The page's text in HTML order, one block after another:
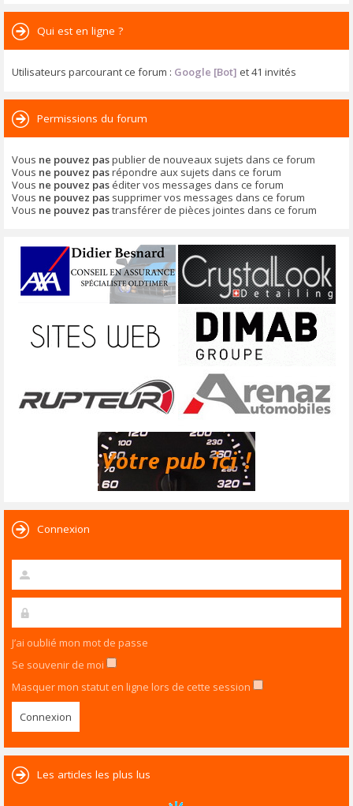
Qui est en ligne ?
Utilisateurs parcourant ce forum : Google [Bot] et 41 invités
Permissions du forum
Vous ne pouvez paspublier de nouveaux sujets dans ce forum
Vous ne pouvez pasrépondre aux sujets dans ce forum
Vous ne pouvez pas éditer vos messages dans ce forum
Vous ne pouvez pas supprimer vos messages dans ce forum
Vous ne pouvez pastransférer de pièces jointes dans ce forum
Connexion
J’ai oublié mon mot de passe
Se souvenir de moi
Masquer mon statut en ligne lors de cette session
Les articles les plus lus